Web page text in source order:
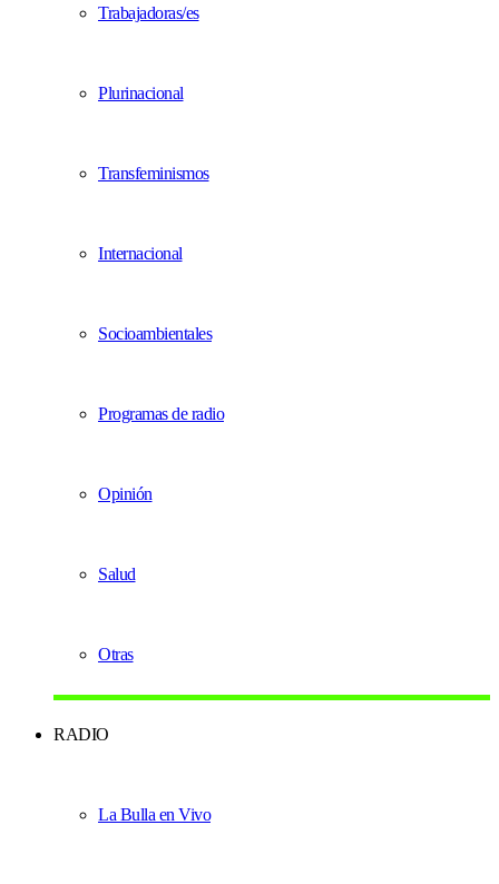
Trabajadoras/es
Plurinacional
Transfeminismos
Internacional
Socioambientales
Programas de radio
Opinión
Salud
Otras
RADIO
La Bulla en Vivo